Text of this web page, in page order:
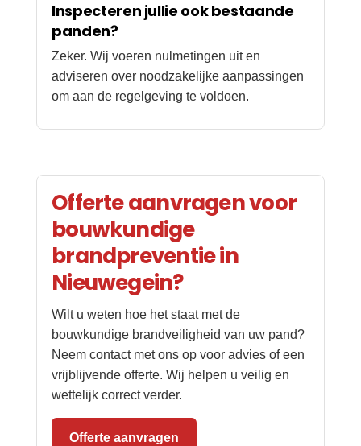
Inspecteren jullie ook bestaande
panden?
Zeker. Wij voeren nulmetingen uit en
adviseren over noodzakelijke aanpassingen
om aan de regelgeving te voldoen.
Offerte aanvragen voor
bouwkundige
brandpreventie in
Nieuwegein?
Wilt u weten hoe het staat met de
bouwkundige brandveiligheid van uw pand?
Neem contact met ons op voor advies of een
vrijblijvende offerte. Wij helpen u veilig en
wettelijk correct verder.
Offerte aanvragen